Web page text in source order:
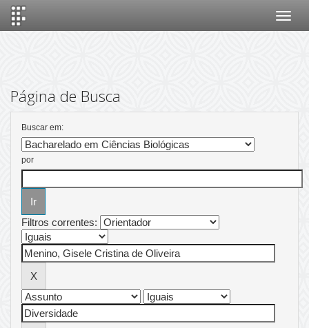
Página de Busca
Buscar em:
por
Filtros correntes: